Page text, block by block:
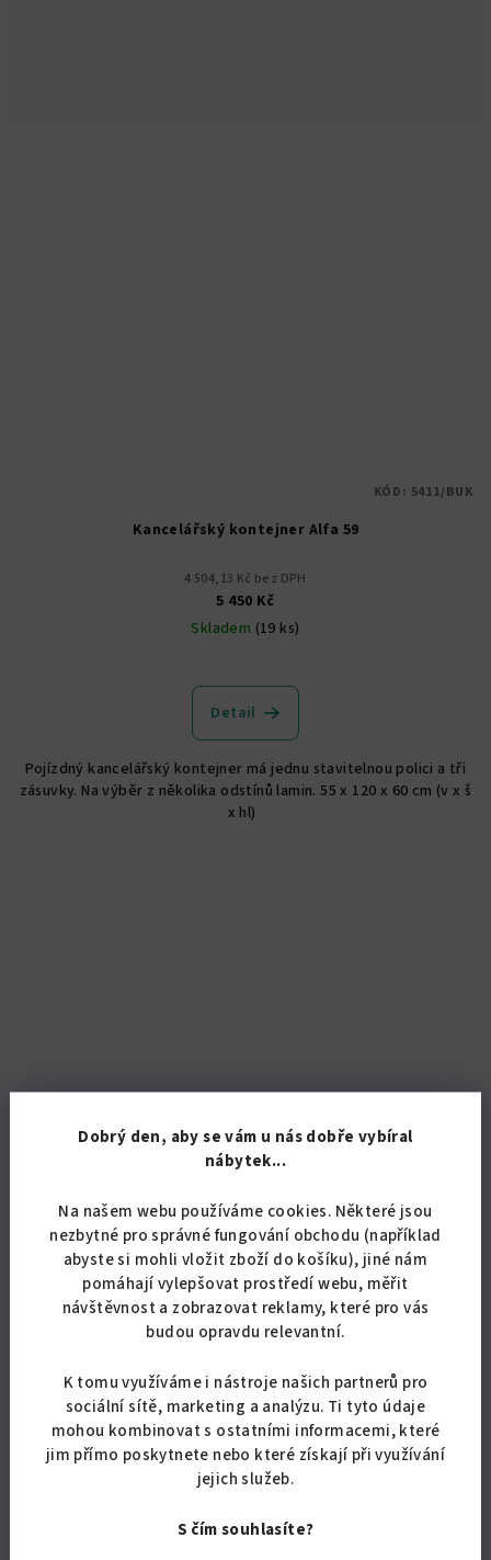
Dobrý den, aby se vám u nás dobře vybíral
nábytek...
Na našem webu používáme cookies. Některé jsou
nezbytné pro správné fungování obchodu (například
abyste si mohli vložit zboží do košíku), jiné nám
pomáhají vylepšovat prostředí webu, měřit
návštěvnost a zobrazovat reklamy, které pro vás
budou opravdu relevantní.
K tomu využíváme i nástroje našich partnerů pro
sociální sítě, marketing a analýzu. Ti tyto údaje
mohou kombinovat s ostatními informacemi, které
jim přímo poskytnete nebo které získají při využívání
jejich služeb.
S čím souhlasíte?
Kancelářský kontejner Alfa 59
4 504,13 Kč bez DPH
5 450 Kč
Skladem (19 ks)
Detail
Pojízdný kancelářský kontejner má jednu stavitelnou polici a tři
zásuvky. Na výběr z několika odstínů lamin. 55 x 120 x 60 cm (v x š
x hl)
KÓD: 5411/BUK
Kancelářský kontejner Alfa 60
3 545,45 Kč bez DPH
Skladem
(19 ks)
Průměrné
hodnocení
produktu
je
z
5
Detail
na čtyřech otočných kolečkách. Na výběr z několika odstínů
KÓD:5555/BUK